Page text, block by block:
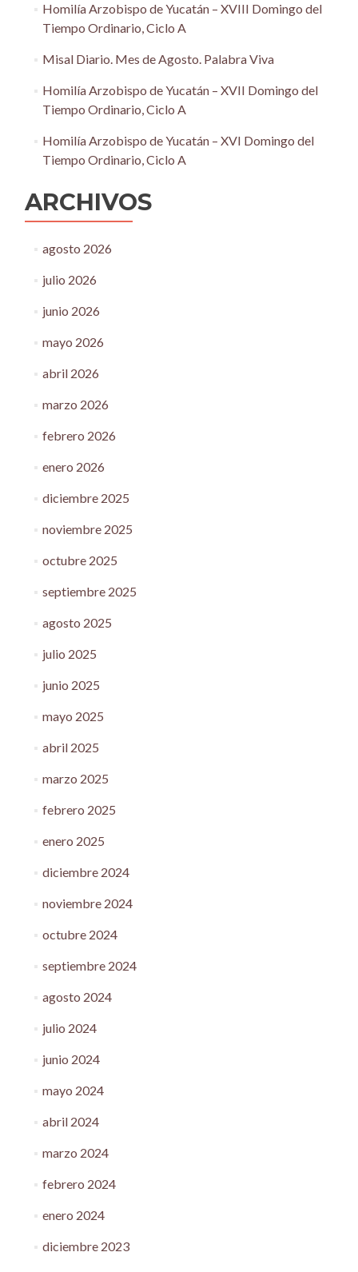
Homilía Arzobispo de Yucatán – XVIII Domingo del
Tiempo Ordinario, Ciclo A
Misal Diario. Mes de Agosto. Palabra Viva
Homilía Arzobispo de Yucatán – XVII Domingo del
Tiempo Ordinario, Ciclo A
Homilía Arzobispo de Yucatán – XVI Domingo del
Tiempo Ordinario, Ciclo A
ARCHIVOS
agosto 2026
julio 2026
junio 2026
mayo 2026
abril 2026
marzo 2026
febrero 2026
enero 2026
diciembre 2025
noviembre 2025
octubre 2025
septiembre 2025
agosto 2025
julio 2025
junio 2025
mayo 2025
abril 2025
marzo 2025
febrero 2025
enero 2025
diciembre 2024
noviembre 2024
octubre 2024
septiembre 2024
agosto 2024
julio 2024
junio 2024
mayo 2024
abril 2024
marzo 2024
febrero 2024
enero 2024
diciembre 2023